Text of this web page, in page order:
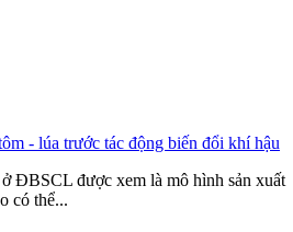
- lúa trước tác động biến đổi khí hậu
ĐBSCL được xem là mô hình sản xuất
có thể...